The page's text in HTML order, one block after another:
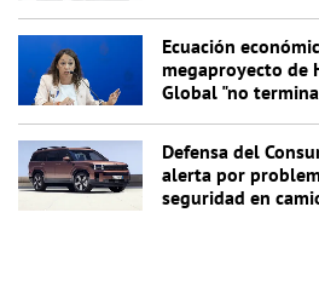
Ecuación
megaproyecto de
Global "no
Defensa del
alerta por
seguridad en